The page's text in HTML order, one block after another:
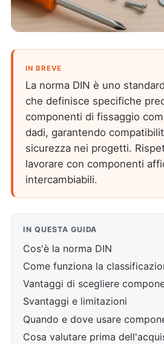
IN BREVE
La norma DIN è uno
che definisce specifiche
componenti di fissaggio
dadi, garantendo
sicurezza nei progetti.
lavorare con componenti
intercambiabili.
IN QUESTA GUIDA
Cos'è la norma DIN
Come funziona la
Vantaggi di scegliere
Svantaggi e limitazioni
Quando e dove usare
Cosa valutare prima